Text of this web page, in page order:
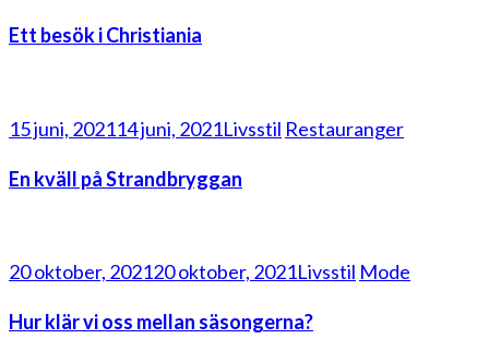
Ett besök i Christiania
15 juni, 202114 juni, 2021Livsstil Restauranger
En kväll på Strandbryggan
20 oktober, 202120 oktober, 2021Livsstil Mode
Hur klär vi oss mellan säsongerna?